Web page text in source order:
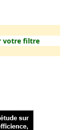
votre filtre